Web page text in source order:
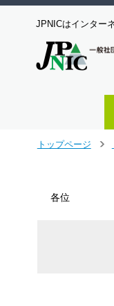
JPNICはインター
トップページ
各位